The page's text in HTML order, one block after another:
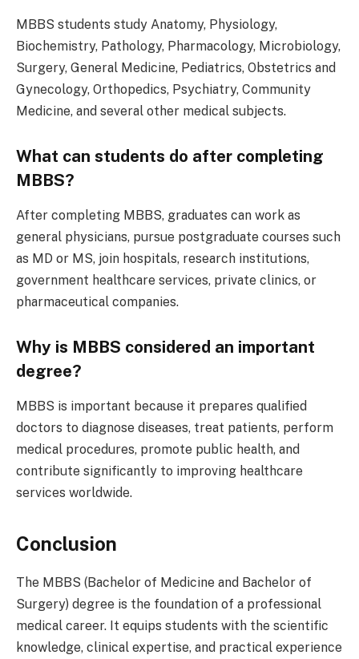
MBBS students study Anatomy, Physiology,
Biochemistry, Pathology, Pharmacology, Microbiology,
Surgery, General Medicine, Pediatrics, Obstetrics and
Gynecology, Orthopedics, Psychiatry, Community
Medicine, and several other medical subjects.
What can students do after completing
MBBS?
After completing MBBS, graduates can work as
general physicians, pursue postgraduate courses such
as MD or MS, join hospitals, research institutions,
government healthcare services, private clinics, or
pharmaceutical companies.
Why is MBBS considered an important
degree?
MBBS is important because it prepares qualified
doctors to diagnose diseases, treat patients, perform
medical procedures, promote public health, and
contribute significantly to improving healthcare
services worldwide.
Conclusion
The MBBS (Bachelor of Medicine and Bachelor of
Surgery) degree is the foundation of a professional
medical career. It equips students with the scientific
knowledge, clinical expertise, and practical experience